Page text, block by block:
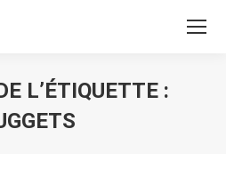
L’ÉTIQUETTE :